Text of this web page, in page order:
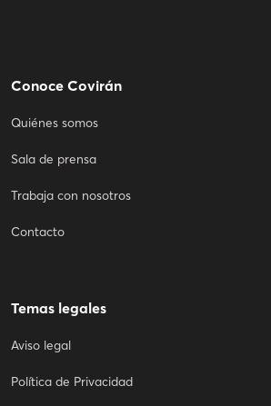
Conoce Covirán
Quiénes somos
Sala de prensa
Trabaja con nosotros
Contacto
Temas legales
Aviso legal
Política de Privacidad